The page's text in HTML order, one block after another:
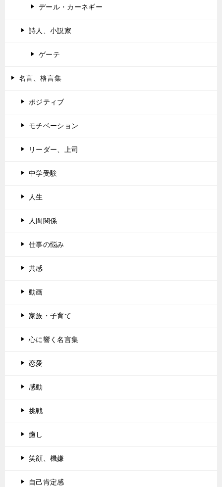
デール・カーネギー
詩人、小説家
ゲーテ
名言、格言集
ポジティブ
モチベーション
リーダー、上司
中学受験
人生
人間関係
仕事の悩み
共感
動画
家族・子育て
心に響く名言集
恋愛
感動
挑戦
癒し
笑顔、機嫌
自己肯定感